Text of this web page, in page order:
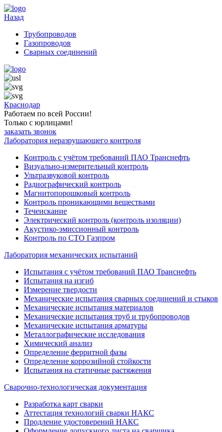
Назад
Трубопроводов
Газопроводов
Сварных соединений
Краснодар
Работаем по всей России!
Только с юрлицами!
заказать звонок
Лаборатория неразрушающего контроля
Контроль с учётом требований ПАО Транснефть
Визуально-измерительный контроль
Ультразвуковой контроль
Радиографический контроль
Магнитопорошковый контроль
Контроль проникающими веществами
Течеискание
Электрический контроль (контроль изоляции)
Акустико-эмиссионный контроль
Контроль по СТО Газпром
Лаборатория механических испытаний
Испытания с учётом требований ПАО Транснефть
Испытания на изгиб
Измерение твердости
Механические испытания сварных соединений и стыков
Механические испытания материалов
Механические испытания труб и трубопроводов
Механические испытания арматуры
Металлографические исследования
Химический анализ
Определение ферритной фазы
Определение коррозийной стойкости
Испытания на статичные растяжения
Сварочно-технологическая документация
Разработка карт сварки
Аттестация технологий сварки НАКС
Продление удостоверений НАКС